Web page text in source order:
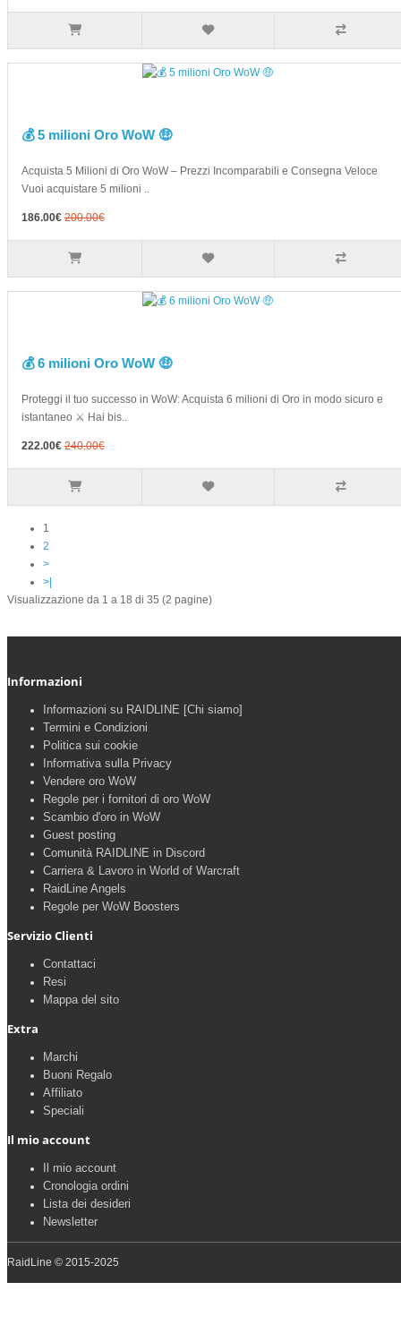
💰 5 milioni Oro WoW 🤑
Acquista 5 Milioni di Oro WoW – Prezzi Incomparabili e Consegna Veloce
Vuoi acquistare 5 milioni ..
186.00€ 200.00€
💰 6 milioni Oro WoW 🤑
Proteggi il tuo successo in WoW: Acquista 6 milioni di Oro in modo sicuro e
istantaneo ⚔️ Hai bis..
222.00€ 240.00€
1
2
>
>|
Visualizzazione da 1 a 18 di 35 (2 pagine)
Informazioni
Informazioni su RAIDLINE [Chi siamo]
Termini e Condizioni
Politica sui cookie
Informativa sulla Privacy
Vendere oro WoW
Regole per i fornitori di oro WoW
Scambio d'oro in WoW
Guest posting
Comunità RAIDLINE in Discord
Carriera & Lavoro in World of Warcraft
RaidLine Angels
Regole per WoW Boosters
Servizio Clienti
Contattaci
Resi
Mappa del sito
Extra
Marchi
Buoni Regalo
Affiliato
Speciali
Il mio account
Il mio account
Cronologia ordini
Lista dei desideri
Newsletter
RaidLine © 2015-2025